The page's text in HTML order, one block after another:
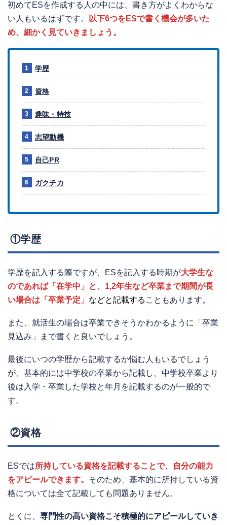
初めてESを作成する人の中には、書き方がよくわからな
い人もいるはずです。
以下6つをESで書く機会が多いた
め、細かく見ていきましょう。
学歴
資格
趣味・特技
志望動機
自己PR
ガクチカ
①学歴
学歴を記入する際ですが、ESを記入する時期が大学生な
のであれば「在学中」と、1,2年生など卒業まで期間が長
い場合は「卒業予定」 などと記載する こともあります。
また、就活生の場合は卒業できそうかわかるように「卒業
見込み」まで書くと良いでしょう。
最後にいつの学歴から記載するか悩む人もいるでしょう
が、基本的には中学校の卒業から記載し、中学校卒業より
後は入学・卒業した学校と年月を記載するのが一般的で
す。
②資格
ESでは所持している資格を記載することで、自分の能力
をアピールできます。 そのため、基本的に所持している資
格については全て記載しても問題ありません。
とくに、 専門性の高い資格こそ積極的にアピールしていき